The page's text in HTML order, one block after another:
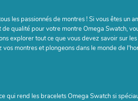
les passionnés de montres ! Si vous êtes un
de qualité pour votre montre Omega Swatch,
explorer tout ce que vous devez savoir sur
vos montres et plongeons dans le monde de
qui rend les bracelets Omega Swatch si